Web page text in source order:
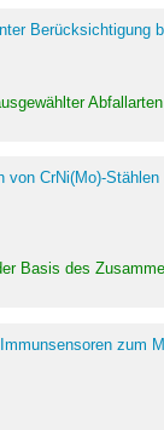
Berücksichtigung
CrNi(Mo)-
Basis des